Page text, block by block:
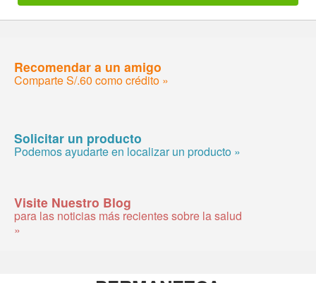
Recomendar a un amigo
Comparte S/.60 como crédito »
Solicitar un producto
Podemos ayudarte en localizar un producto »
Visite Nuestro Blog
para las noticias más recientes sobre la salud
»